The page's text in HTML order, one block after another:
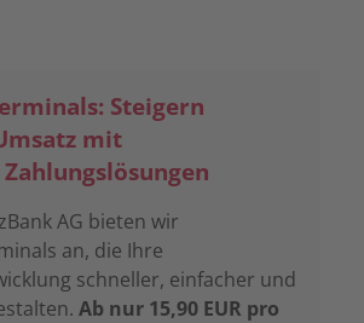
Steigern
mit
AG bieten wir
an, die Ihre
schneller, einfacher und
Ab nur 15,90 EUR pro